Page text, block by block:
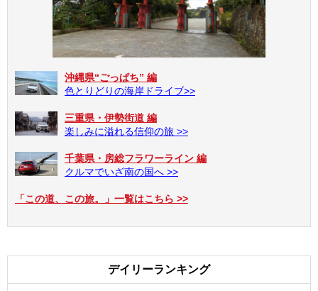
沖縄県“ごっぱち” 編
色とりどりの海岸ドライブ>>
三重県・伊勢街道 編
楽しみに溢れる信仰の旅 >>
千葉県・房総フラワーライン 編
クルマでいざ南の国へ >>
「この道、この旅。」一覧はこちら >>
デイリーランキング